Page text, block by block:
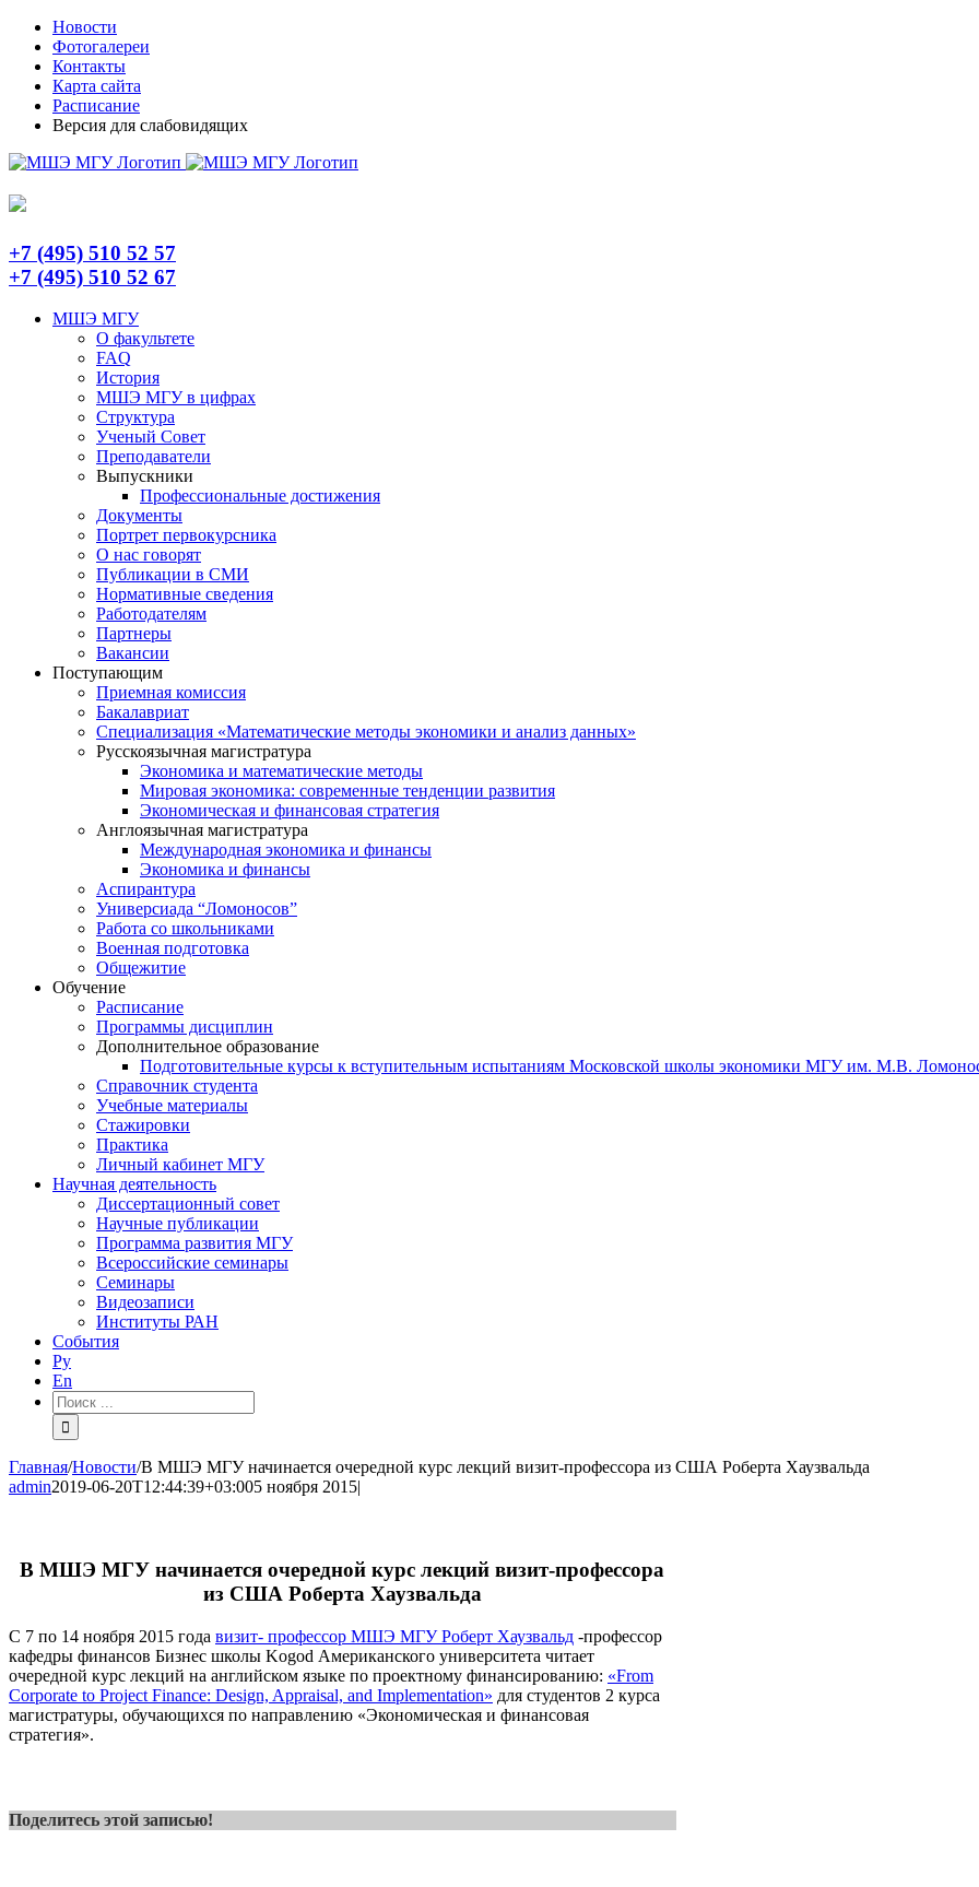
Skip
content
TelegramНовости
Фотогалереи
Контакты
Карта сайта
Расписание
Версия для слабовидящих
+7 (495) 510 52 57
+7 (495) 510 52 67
МШЭ МГУ
О факультете
FAQ
История
МШЭ МГУ в цифрах
Структура
Ученый Совет
Преподаватели
Выпускники
Профессиональные достижения
Документы
Портрет первокурсника
О нас говорят
Публикации в СМИ
Нормативные сведения
Работодателям
Партнеры
Вакансии
Поступающим
Приемная комиссия
Бакалавриат
Специализация «Математические методы экономики и анализ данных»
Русскоязычная магистратура
Экономика и математические методы
Мировая экономика: современные тенденции развития
Экономическая и финансовая стратегия
Англоязычная магистратура
Международная экономика и финансы
Экономика и финансы
Аспирантура
Универсиада “Ломоносов”
Работа со школьниками
Военная подготовка
Общежитие
Обучение
Расписание
Программы дисциплин
Дополнительное образование
Подготовительные курсы к вступительным испытаниям Московской школы экономики МГУ им. М.В.
Справочник студента
Учебные материалы
Стажировки
Практика
Личный кабинет МГУ
Научная деятельность
Диссертационный совет
Научные публикации
Программа развития МГУ
Всероссийские семинары
Семинары
Видеозаписи
Институты РАН
События
Ру
En
Результат
поиска:
Главная/Новости/В МШЭ МГУ начинается очередной курс лекций визит-профессора из США Роберта Хаузвальда
admin2019-06-20T12:44:39+03:005 ноября 2015|
В МШЭ МГУ начинается очередной курс лекций визит-профессора
из США Роберта Хаузвальда
С 7 по 14 ноября 2015 года визит- профессор МШЭ МГУ Роберт Хаузвальд -профессор
кафедры финансов Бизнес школы Kogod Американского университета читает
очередной курс лекций на английском языке по проектному финансированию: «From
Corporate to Project Finance: Design, Appraisal, and Implementation» для студентов 2 курса
магистратуры, обучающихся по направлению «Экономическая и финансовая
стратегия».
Поделитесь этой записью!